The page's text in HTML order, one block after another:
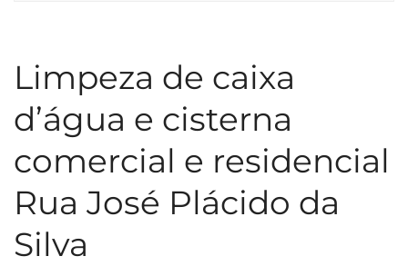
Limpeza de caixa
d’água e cisterna
comercial e residencial
Rua José Plácido da
Silva